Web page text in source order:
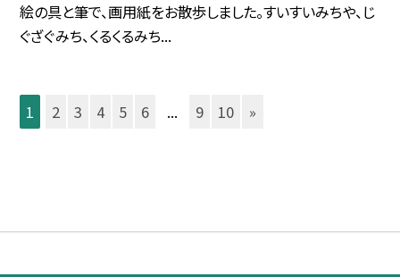
絵の具と筆で、画用紙をお散歩しました。すいすいみちや、じ
ぐざぐみち、くるくるみち...
1 2 3 4 5 6 ... 9 10 »